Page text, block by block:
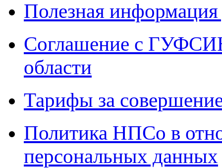
Полезная
Соглашение с
области
Тарифы за
Политика НПСо в
персональных данных